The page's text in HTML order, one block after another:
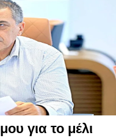
για το μέλι